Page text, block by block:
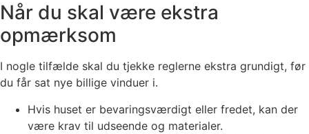
Når du skal være ekstra
opmærksom
I nogle tilfælde skal du tjekke reglerne ekstra grundigt, før
du får sat nye billige vinduer i.
Hvis huset er bevaringsværdigt eller fredet, kan der
være krav til udseende og materialer.